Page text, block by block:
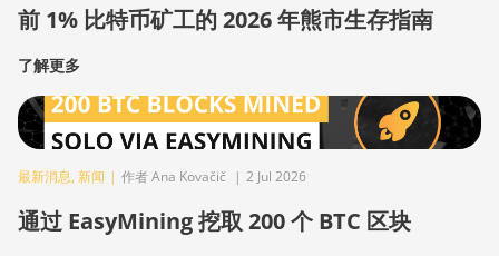
前 1% 比特币矿工的 2026 年熊市生存指南
了解更多
最新消息, 新闻 | 作者 Ana Kovačič | 2 Jul 2026
通过 EasyMining 挖取 200 个 BTC 区块